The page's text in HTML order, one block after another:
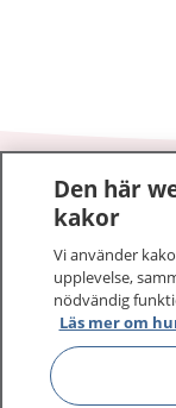
1177–
På 1177.se får
sjukdomar och
Logga in för att
vårdärenden.
1177 ger dig
Den här
kakor
Vi använder
upplevelse,
nödvändig
Läs mer om